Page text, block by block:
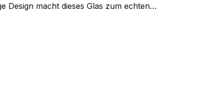
Design macht dieses Glas zum echten